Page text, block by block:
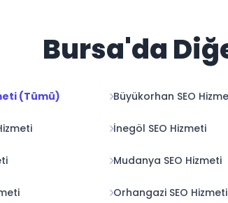
Bursa'da
(Tümü) Büyükorhan SEO
İnegöl SEO Hizmeti
Mudanya SEO Hizmeti
Orhangazi SEO Hizmeti